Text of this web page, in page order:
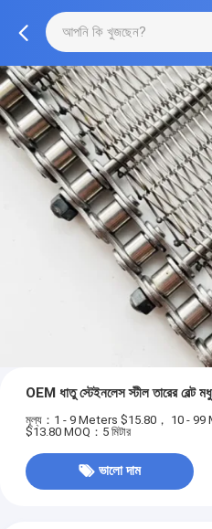
OEM ধাতু স্টেইনলেস স্টীল তারের বেল্ট
মূল্য：1 - 9 Meters $15.80， 10 -
$13.80 MOQ：5 মিটার
ভালো দাম